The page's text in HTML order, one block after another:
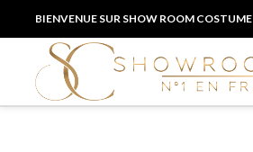
BIENVENUE SUR SHOW ROOM COSTUME